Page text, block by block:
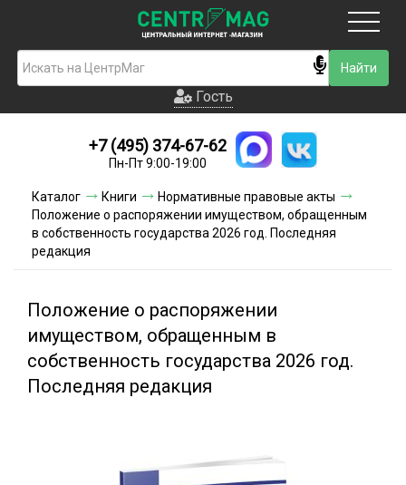
Гость
Новинки
Условия доставки
Условия оплаты
Акции и скидки
Гость
+7 (495) 374-67-62
Пн-Пт 9:00-19:00
Каталог Книги
Нормативные правовые акты
Положение о распоряжении имуществом, обращенным
в собственность государства 2026 год. Последняя
редакция
Положение о распоряжении
имуществом, обращенным в
собственность государства 2026 год.
Последняя редакция